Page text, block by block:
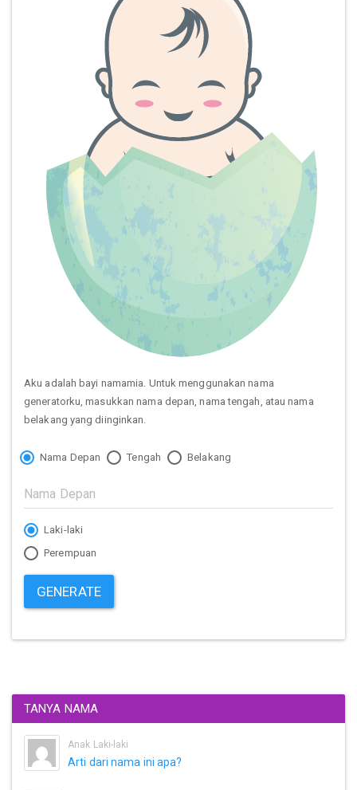
Aku adalah bayi namamia. Untuk menggunakan nama
generatorku, masukkan nama depan, nama tengah, atau nama
belakang yang diinginkan.
Nama Depan Tengah Belakang
Laki-laki
Perempuan
GENERATE
TANYA NAMA
Anak Laki-laki
Arti dari nama ini apa?